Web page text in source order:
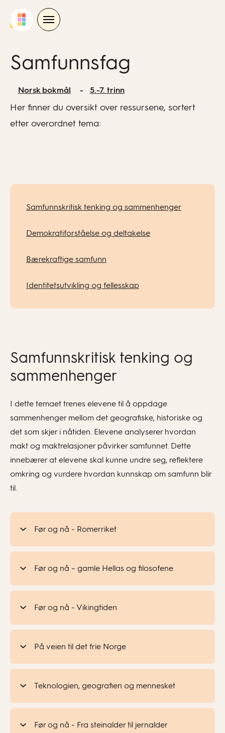
Samfunnsfag
Norsk bokmål 5.-7. trinn
Her finner du oversikt over ressursene, sortert
etter overordnet tema:
Samfunnskritisk tenking og sammenhenger
Demokratiforståelse og deltakelse
Bærekraftige samfunn
Identitetsutvikling og fellesskap
Samfunnskritisk tenking og
sammenhenger
I dette temaet trenes elevene til å oppdage
sammenhenger mellom det geografiske, historiske og
det som skjer i nåtiden. Elevene analyserer hvordan
makt og maktrelasjoner påvirker samfunnet. Dette
innebærer at elevene skal kunne undre seg, reflektere
omkring og vurdere hvordan kunnskap om samfunn blir
til.
Før og nå - Romerriket
Før og nå – gamle Hellas og filosofene
Før og nå - Vikingtiden
På veien til det frie Norge
Teknologien, geografien og mennesket
Før og nå - Fra steinalder til jernalder